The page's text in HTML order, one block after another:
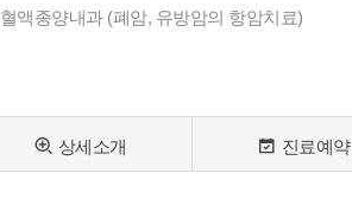
혈액종양내과 (폐암, 유방암의 항암치료)
상세소개 진료예약